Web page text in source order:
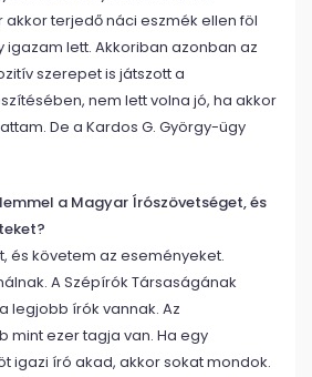
terjedő náci eszmék ellen föl
igazam lett. Akkoriban azonban az
szerepet is játszott a
nem lett volna jó, ha akkor
De a Kardos G. György-ügy
a Magyar Írószövetséget, és
és követem az eseményeket.
A Szépírók Társaságának
legjobb írók vannak. Az
mint ezer tagja van. Ha egy
igazi író akad, akkor sokat mondok.